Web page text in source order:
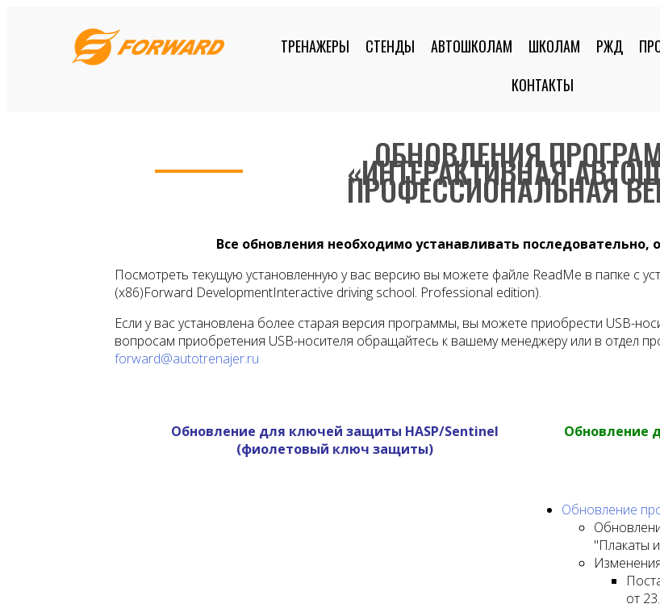
ТРЕНАЖЕРЫ СТЕНДЫ АВТОШКОЛАМ ШКОЛАМ РЖД
КОНТАКТЫ
ОБНОВЛЕНИЯ
«ИНТЕРАКТИВНАЯ
ПРОФЕССИОНАЛЬНАЯ
Все обновления необходимо устанавливать
Посмотреть текущую установленную у вас версию вы можете файле ReadMe в папке с
(x86)Forward DevelopmentInteractive driving school. Professional edition).
Если у вас установлена более старая версия программы, вы можете приобрести USB-
вопросам приобретения USB-носителя обращайтесь к вашему менеджеру или в отдел
forward@autotrenajer.ru
Обновление для ключей защиты HASP/Sentinel
(фиолетовый ключ защиты)
Обновление
Обновление
"Плакаты
от